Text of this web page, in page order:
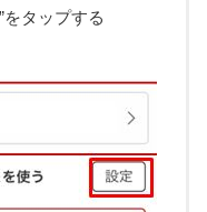
をタップする